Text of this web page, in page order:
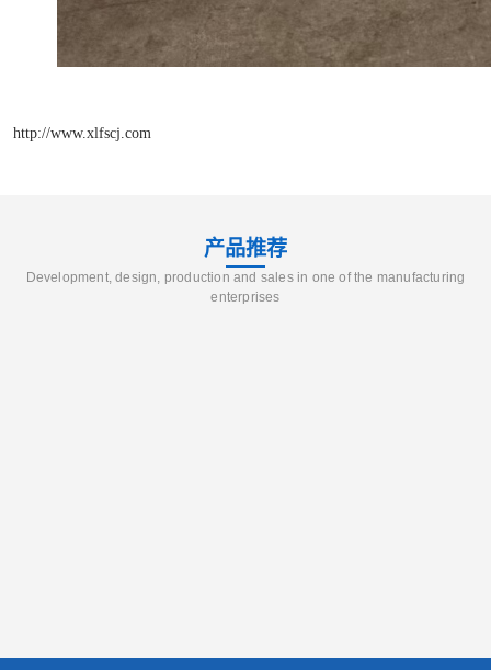
http://www.xlfscj.com
产品推荐
Development, design, production and sales in one of the manufacturing
enterprises